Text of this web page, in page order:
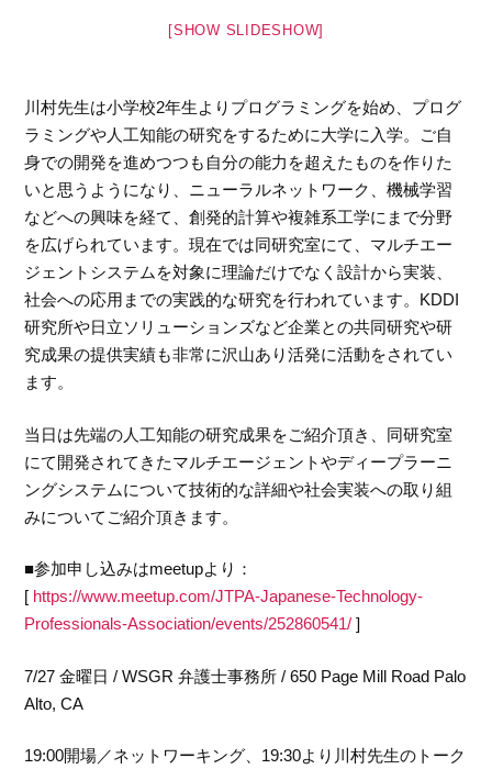
[SHOW SLIDESHOW]
川村先生は小学校2年生よりプログラミングを始め、プログ
ラミングや人工知能の研究をするために大学に入学。ご自
身での開発を進めつつも自分の能力を超えたものを作りた
いと思うようになり、ニューラルネットワーク、機械学習
などへの興味を経て、創発的計算や複雑系工学にまで分野
を広げられています。現在では同研究室にて、マルチエー
ジェントシステムを対象に理論だけでなく設計から実装、
社会への応用までの実践的な研究を行われています。KDDI
研究所や日立ソリューションズなど企業との共同研究や研
究成果の提供実績も非常に沢山あり活発に活動をされてい
ます。
当日は先端の人工知能の研究成果をご紹介頂き、同研究室
にて開発されてきたマルチエージェントやディープラーニ
ングシステムについて技術的な詳細や社会実装への取り組
みについてご紹介頂きます。
■参加申し込みはmeetupより：
[ https://www.meetup.com/JTPA-Japanese-Technology-
Professionals-Association/events/252860541/ ]
7/27 金曜日 / WSGR 弁護士事務所 / 650 Page Mill Road Palo
Alto, CA
19:00開場／ネットワーキング、19:30より川村先生のトーク